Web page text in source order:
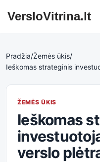
VersloVitrina.lt
Pradžia/Žemės ūkis/
Ieškomas strateginis
ŽEMĖS ŪKIS
Ieškomas
verslo